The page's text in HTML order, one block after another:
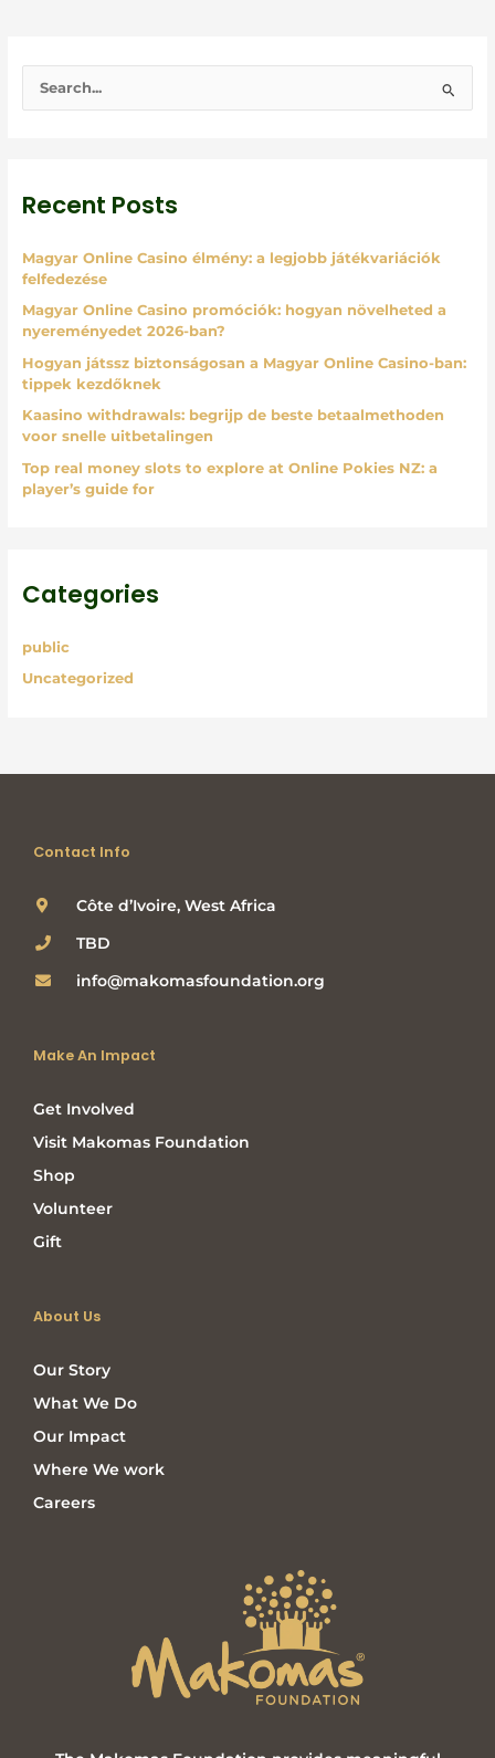
c
f
o
r
:
Recent Posts
Magyar Online Casino élmény: a legjobb játékvariációk
felfedezése
Magyar Online Casino promóciók: hogyan növelheted a
nyereményedet 2026-ban?
Hogyan játssz biztonságosan a Magyar Online Casino-ban:
tippek kezdőknek
Kaasino withdrawals: begrijp de beste betaalmethoden
voor snelle uitbetalingen
Top real money slots to explore at Online Pokies NZ: a
player’s guide for
Categories
public
Uncategorized
About Us
Our Story
What We Do
Our Impact
Where We work
Careers
Make An Impact
Get Involved
Visit Makomas Foundation
Shop
Volunteer
Gift
Contact Info
Côte d’Ivoire, West Africa
TBD
info@makomasfoundation.org